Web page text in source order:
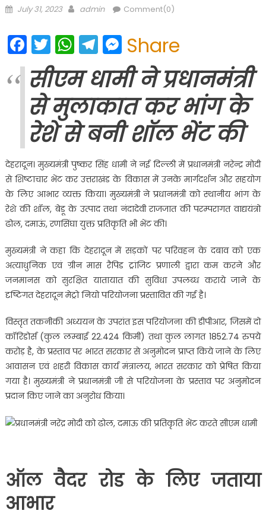
Posted
July 31, 2023 Author
admin Comment(0)
Facebook
Twitter
WhatsApp
Telegram
Messenger
Share
सीएम धामी ने प्रधानमंत्री
से मुलाकात कर भांग के
रेशे से बनी शॉल भेंट की
देहरादून। मुख्यमंत्री पुष्कर सिंह धामी ने नई दिल्ली में प्रधानमंत्री नरेन्द्र मोदी
से शिष्टाचार भेंट कर उत्तराखंड के विकास में उनके मार्गदर्शन और सहयोग
के लिए आभार व्यक्त किया। मुख्यमंत्री ने प्रधानमंत्री को स्थानीय भांग के
रेशे की शॉल, बेडू के उत्पाद तथा नंदादेवी राजजात की परम्परागत वाद्ययंत्रो
ढोल, दमाऊं, रणसिंघा युक्त प्रतिकृति भी भेंट की।
मुख्यमंत्री ने कहा कि देहरादून में सड़कों पर परिवहन के दबाव को एक
अत्याधुनिक एवं ग्रीन मास रैपिड ट्रांजिट प्रणाली द्वारा कम करने और
जनमानस को सुरक्षित यातायात की सुविधा उपलब्ध कराये जाने के
दृष्टिगत देहरादून मेट्रो नियो परियोजना प्रस्तावित की गई है।
विस्तृत तकनीकी अध्ययन के उपरांत इस परियोजना की डीपीआर, जिसमें दो
कॉरिडोर्स (कुल लम्बाई 22.424 किमी) तथा कुल लागत 1852.74 रुपये
करोड़ है, के प्रस्ताव पर भारत सरकार से अनुमोदन प्राप्त किये जाने के लिए
आवासन एवं शहरी विकास कार्य मंत्रालय, भारत सरकार को प्रेषित किया
गया है। मुख्यमंत्री ने प्रधानमंत्री जी से परियोजना के प्रस्ताव पर अनुमोदन
प्रदान किए जाने का अनुरोध किया।
ऑल वैदर रोड के लिए जताया
आभार